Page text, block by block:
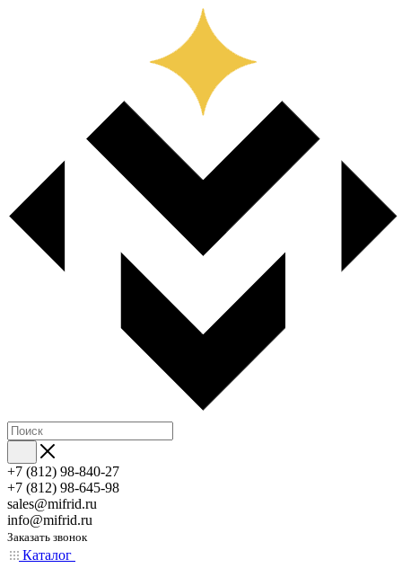
+7 (812) 98-840-27
+7 (812) 98-645-98
sales@mifrid.ru
info@mifrid.ru
Заказать звонок
Каталог